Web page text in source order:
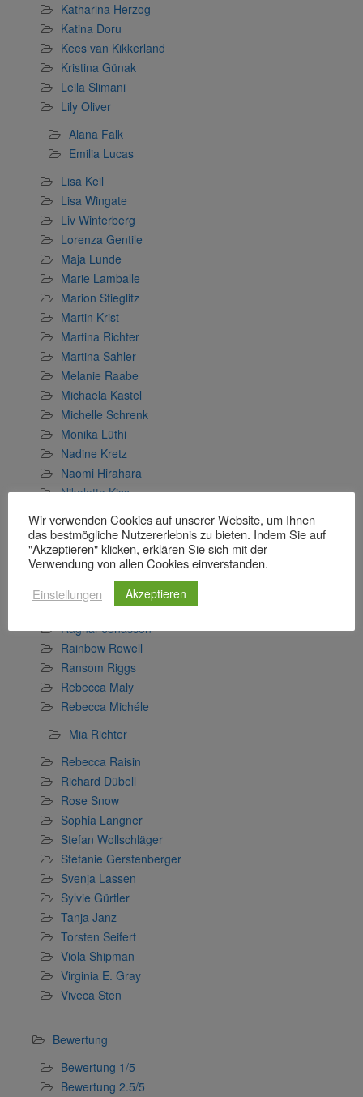
Katharina Herzog
Katina Doru
Kees van Kikkerland
Kristina Günak
Leila Slimani
Lily Oliver
Alana Falk
Emilia Lucas
Lisa Keil
Lisa Wingate
Liv Winterberg
Lorenza Gentile
Maja Lunde
Marie Lamballe
Marion Stieglitz
Martin Krist
Martina Richter
Martina Sahler
Melanie Raabe
Michaela Kastel
Michelle Schrenk
Monika Lüthi
Nadine Kretz
Naomi Hirahara
Nikoletta Kiss
Olivier Bourdeaut
Paulo Coelho
Peter Prange
Pierre Lemaitre
R.T. Acron
Rafel Nadal
Ragnar Jónasson
Rainbow Rowell
Ransom Riggs
Rebecca Maly
Rebecca Michéle
Mia Richter
Rebecca Raisin
Richard Dübell
Rose Snow
Sophia Langner
Stefan Wollschläger
Stefanie Gerstenberger
Svenja Lassen
Sylvie Gürtler
Tanja Janz
Torsten Seifert
Viola Shipman
Virginia E. Gray
Viveca Sten
Bewertung
Bewertung 1/5
Bewertung 2.5/5
Wir verwenden Cookies auf unserer Website, um Ihnen
das bestmögliche Nutzererlebnis zu bieten. Indem Sie auf
"Akzeptieren" klicken, erklären Sie sich mit der
Verwendung von allen Cookies einverstanden.
Einstellungen
Akzeptieren